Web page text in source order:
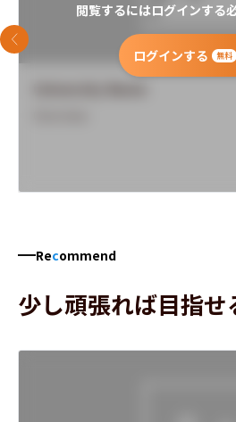
閲覧するにはログインする
ログインする 無料
前のスライド
Recommend
少し頑張れば目指せ